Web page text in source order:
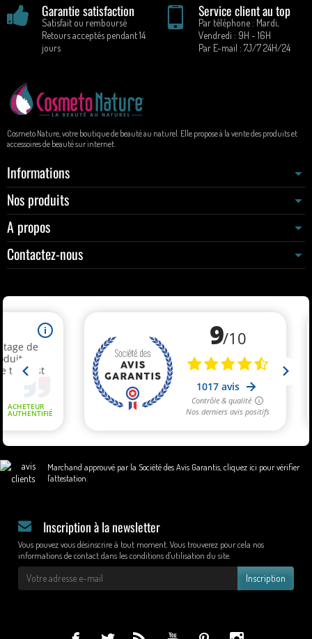
Garantie satisfaction
Satisfait ou remboursé
Retours acceptés pendant 14
jours
Service client au top
Par téléphone : Mardi,
Vendredi : 9H - 16H
Par E-mail : 7J/7 24H/24
Cosmeto Nature, votre boutique de beauté au naturel. Elle propose à la vente des produits et
accessoires de beauté sur internet.
Informations
Nos produits
A propos
Contactez-nous
Marchand approuvé par la Société des Avis Garantis, cliquez ici pour vérifier
l'attestation
Inscription à la newsletter
Vous pouvez vous désinscrire à tout moment. Vous trouverez pour cela nos
informations de contact dans les conditions d'utilisation du site.
Inscription